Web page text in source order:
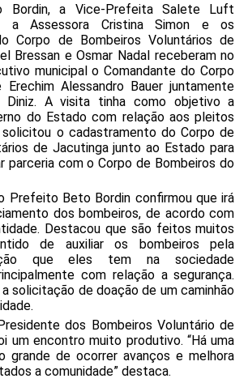
Bordin, a Vice-Prefeita Salete Luft
a Assessora Cristina Simon e os
Corpo de Bombeiros Voluntários de
Bressan e Osmar Nadal receberam no
municipal o Comandante do Corpo
Alessandro Bauer juntamente
Diniz. A visita tinha como objetivo a
do Estado com relação aos pleitos
o cadastramento do Corpo de
de Jacutinga junto ao Estado para
parceria com o Corpo de Bombeiros do
Prefeito Beto Bordin confirmou que irá
dos bombeiros, de acordo com
Destacou que são feitos muitos
de auxiliar os bombeiros pela
que eles tem na sociedade
com relação a segurança.
solicitação de doação de um caminhão
dos Bombeiros Voluntário de
um encontro muito produtivo. “Há uma
grande de ocorrer avanços e melhora
a comunidade” destaca.